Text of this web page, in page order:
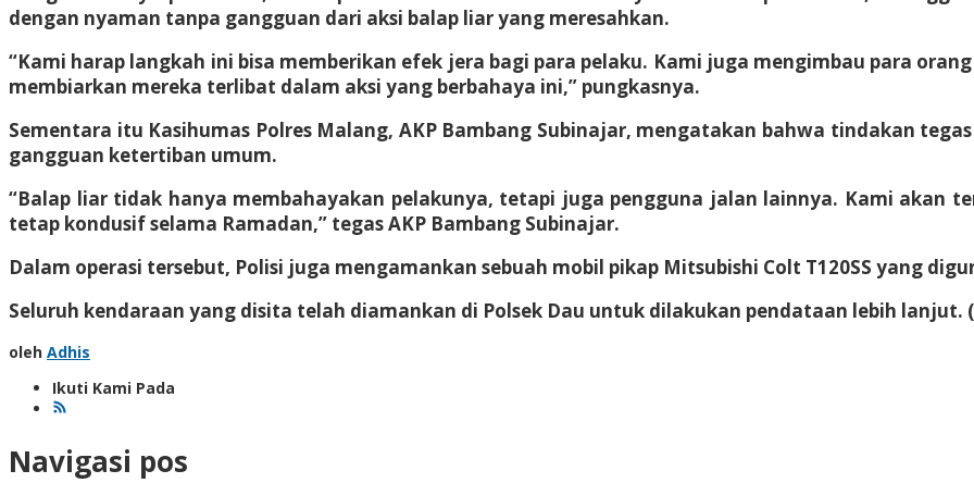
dengan nyaman tanpa gangguan dari aksi balap liar yang meresahkan.
“Kami harap langkah ini bisa memberikan efek jera bagi para pelaku. Kami juga mengimbau para
membiarkan mereka terlibat dalam aksi yang berbahaya ini,” pungkasnya.
Sementara itu Kasihumas Polres Malang, AKP Bambang Subinajar, mengatakan bahwa tindakan
gangguan ketertiban umum.
“Balap liar tidak hanya membahayakan pelakunya, tetapi juga pengguna jalan lainnya. Kami akan
tetap kondusif selama Ramadan,” tegas AKP Bambang Subinajar.
Dalam operasi tersebut, Polisi juga mengamankan sebuah mobil pikap Mitsubishi Colt T120SS yang
Seluruh kendaraan yang disita telah diamankan di Polsek Dau untuk dilakukan pendataan lebih lanjut.
oleh Adhis
Ikuti Kami Pada
Navigasi pos